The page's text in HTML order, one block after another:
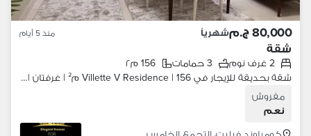
80,000 ج.م شهرياً منذ 5 أيام
شقة
2 غرف نوم 3 حمامات
156 م٢
شقة بحديقة للإيجار في Villette V Residence | 156 م² | غرفتان | 80 ألف
مفروش
نعم